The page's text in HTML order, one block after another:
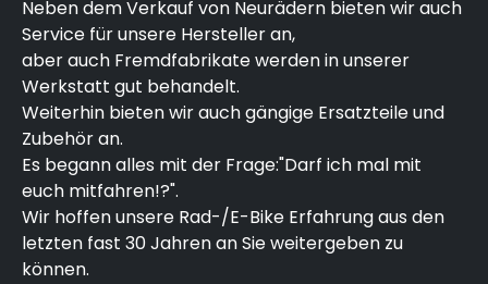
Neben dem Verkauf von Neurädern bieten wir auch
Service für unsere Hersteller an,
aber auch Fremdfabrikate werden in unserer
Werkstatt gut behandelt.
Weiterhin bieten wir auch gängige Ersatzteile und
Zubehör an.
Es begann alles mit der Frage:"Darf ich mal mit
euch mitfahren!?".
Wir hoffen unsere Rad-/E-Bike Erfahrung aus den
letzten fast 30 Jahren an Sie weitergeben zu
können.